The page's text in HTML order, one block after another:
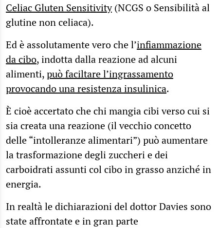
Celiac Gluten Sensitivity(NCGS o Sensibilità al
glutine non celiaca).
Ed è assolutamente vero che l’infiammazione
da cibo, indotta dalla reazione ad alcuni
alimenti,può faciltare l’ingrassamento
provocando una resistenza insulinica.
È cioè accertato che chi mangia cibi verso cui si
sia creata una reazione (il vecchio concetto
delle “intolleranze alimentari”) può aumentare
la trasformazione degli zuccheri e dei
carboidrati assunti col cibo in grasso anziché in
energia.
In realtà le dichiarazioni del dottor Davies sono
state affrontate e in gran parte